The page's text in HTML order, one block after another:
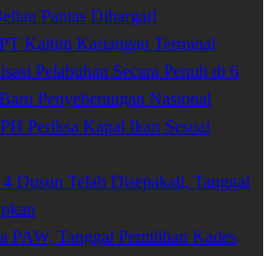
Pantas Dihargai!
Kaltim Kariangau Terminal
Pelabuhan Secara Penuh di 6
Penyeberangan Nasional
Periksa Kapal Ikan Sesuai
Dusun Telah Disepakati, Tanggal
PAW, Tanggal Pemilihan Kades